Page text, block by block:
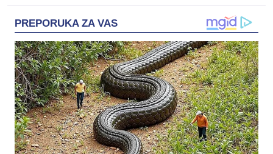
PREPORUKA ZA VAS